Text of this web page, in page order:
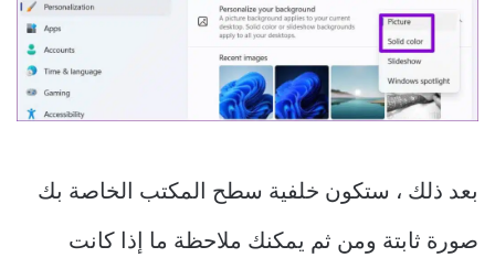
بعد ذلك ، ستكون خلفية سطح المكتب الخاصة بك
صورة ثابتة ومن ثم يمكنك ملاحظة ما إذا كانت